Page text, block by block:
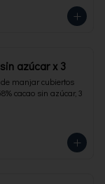
azúcar x 3
manjar cubiertos
cacao sin azúcar, 3